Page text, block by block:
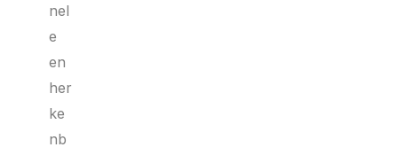
nel
e
en
her
ke
nb